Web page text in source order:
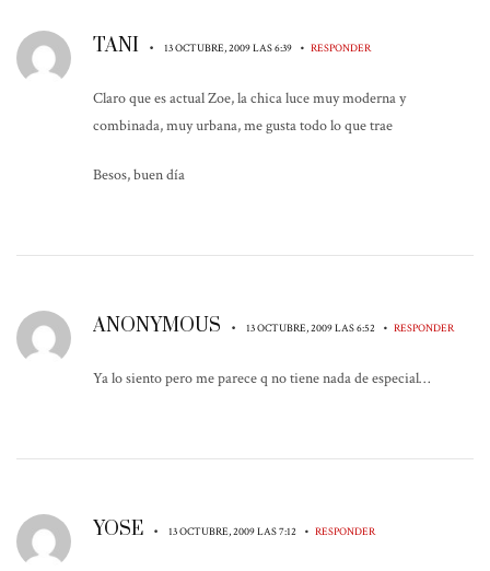
TANI • 13 OCTUBRE, 2009 LAS 6:39 • RESPONDER
Claro que es actual Zoe, la chica luce muy moderna y
combinada, muy urbana, me gusta todo lo que trae
Besos, buen día
ANONYMOUS • 13 OCTUBRE, 2009 LAS 6:52 • RESPONDER
Ya lo siento pero me parece q no tiene nada de especial…
YOSE • 13 OCTUBRE, 2009 LAS 7:12 • RESPONDER